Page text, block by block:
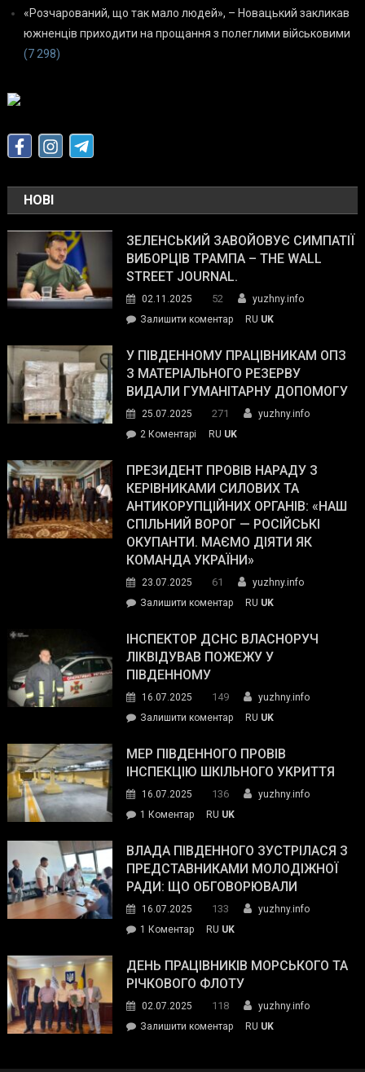
«Розчарований, що так мало людей», – Новацький закликав
южненців приходити на прощання з полеглими військовими
(7 298)
НОВІ
ЗЕЛЕНСЬКИЙ ЗАВОЙОВУЄ СИМПАТІЇ
ВИБОРЦІВ ТРАМПА – THE WALL
STREET JOURNAL.
02.11.2025 52
yuzhny.info
Залишити коментарon
завойовує
симпатії
виборців
The
Street
Journal.
RU UK
У ПІВДЕННОМУ ПРАЦІВНИКАМ ОПЗ
З МАТЕРІАЛЬНОГО РЕЗЕРВУ
ВИДАЛИ ГУМАНІТАРНУ ДОПОМОГУ
25.07.2025 271
yuzhny.info
2 Коментарі
Південному
працівникам
ОПЗ
з
матеріального
резерву
гуманітарну
допомогу
RU UK
ПРЕЗИДЕНТ ПРОВІВ НАРАДУ З
КЕРІВНИКАМИ СИЛОВИХ ТА
АНТИКОРУПЦІЙНИХ ОРГАНІВ: «НАШ
СПІЛЬНИЙ ВОРОГ — РОСІЙСЬКІ
ОКУПАНТИ. МАЄМО ДІЯТИ ЯК
КОМАНДА УКРАЇНИ»
23.07.2025 61
yuzhny.info
Залишити коментарon
провів
нараду
силових
та
органів:
«Наш
спільний
окупанти.
Маємо
діяти
команда
RU UK
ІНСПЕКТОР ДСНС ВЛАСНОРУЧ
ЛІКВІДУВАВ ПОЖЕЖУ У
ПІВДЕННОМУ
16.07.2025 149
yuzhny.info
Залишити коментарon
ДСНС
власноруч
пожежу
у
RU UK
МЕР ПІВДЕННОГО ПРОВІВ
ІНСПЕКЦІЮ ШКІЛЬНОГО УКРИТТЯ
16.07.2025 136
yuzhny.info
1 Коментардо
Південного
провів
інспекцію
укриття
RU UK
ВЛАДА ПІВДЕННОГО ЗУСТРІЛАСЯ З
ПРЕДСТАВНИКАМИ МОЛОДІЖНОЇ
РАДИ: ЩО ОБГОВОРЮВАЛИ
16.07.2025 133
yuzhny.info
1 Коментардо
Південного
зустрілася
представниками
молодіжної
RU UK
ДЕНЬ ПРАЦІВНИКІВ МОРСЬКОГО ТА
РІЧКОВОГО ФЛОТУ
02.07.2025 118
yuzhny.info
Залишити коментарon
RU UK